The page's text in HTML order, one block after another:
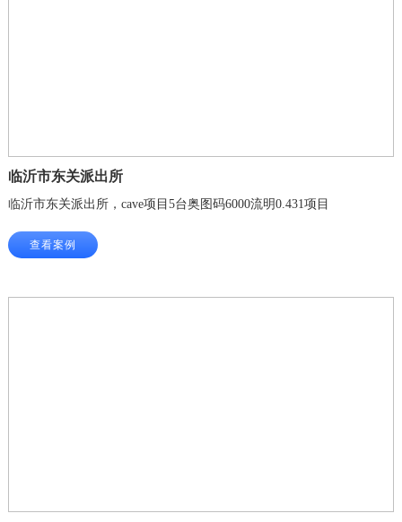
临沂市东关派出所
临沂市东关派出所，cave项目5台奥图码6000流明0.431项目
查看案例